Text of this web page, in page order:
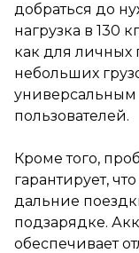
решением для
пользователей.
Кроме того, пробег
на одном заряде
что вы сможете
в дальние поездки
беспокойства о
мАч обеспечивает
срок службы.
добраться до
нагрузка в 130
как для личных
небольших
пользователей.
Кроме того,
гарантирует,
дальние
подзарядке.
обеспечивает